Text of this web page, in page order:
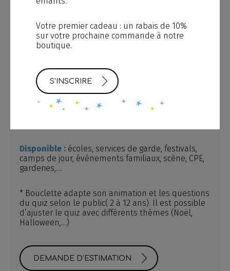
Votre premier cadeau : un rabais de 10%
sur votre prochaine commande à notre
boutique.
S'INSCRIRE
participer les grands autant que les petits!
public à danser, chanter, rire et rêver.
Formée en théâtre physique et jeu clownesque
petits avec ses embrouilles et péripéties! Un
spectacle festif rempli d'interactions avec les
enfants!
Disponible :écoles, services de garde, festivals,
camps de jour, événements familiaux, scène, CPE,
garderies,…
* Bouclette adapte son animation et les questions
du quiz selon le public( 2 à 12 ans). Il est possible
d’ajuster le quiz avec différents thèmes (Noël,
Halloween,…)
DEMANDE D’ESTIMATION